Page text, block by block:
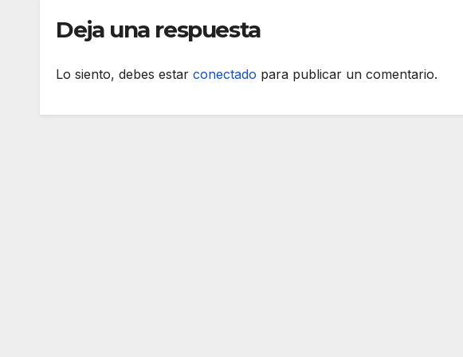
Deja una respuesta
Lo siento, debes estar conectado para publicar un comentario.